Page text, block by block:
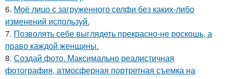
6. Моё лицо с загруженного селфи без каких-либо
изменений используй.
7. Позволять себе выглядеть прекрасно-не роскошь, а
право каждой женщины.
8. Создай фото. Максимально реалистичная
фотография, атмосферная портретная съемка на